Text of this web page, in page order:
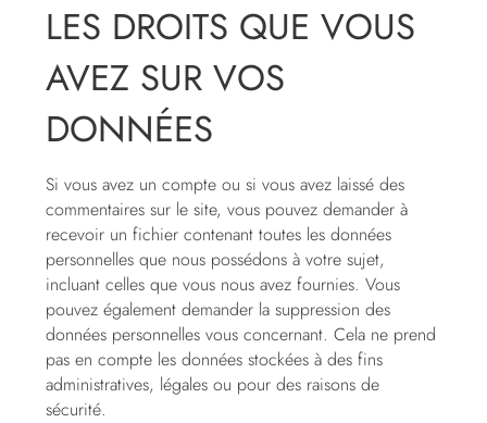
LES DROITS QUE VOUS
AVEZ SUR VOS
DONNÉES
Si vous avez un compte ou si vous avez laissé des
commentaires sur le site, vous pouvez demander à
recevoir un fichier contenant toutes les données
personnelles que nous possédons à votre sujet,
incluant celles que vous nous avez fournies. Vous
pouvez également demander la suppression des
données personnelles vous concernant. Cela ne prend
pas en compte les données stockées à des fins
administratives, légales ou pour des raisons de
sécurité.